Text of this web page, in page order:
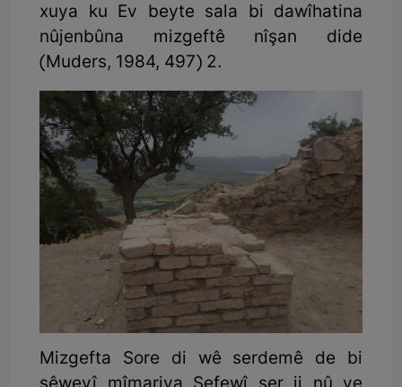
xuya ku Ev beyte sala bi dawîhatina
nûjenbûna mizgeftê nîşan dide
(Muders, 1984, 497) 2.
Mizgefta Sore di wê serdemê de bi